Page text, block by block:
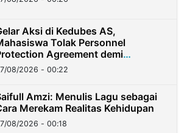
Aksi di Kedubes AS,
Tolak Personnel
Agreement demi
Negara
08/2026 - 00:22
Amzi: Menulis Lagu sebagai
Merekam Realitas Kehidupan
08/2026 - 00:18